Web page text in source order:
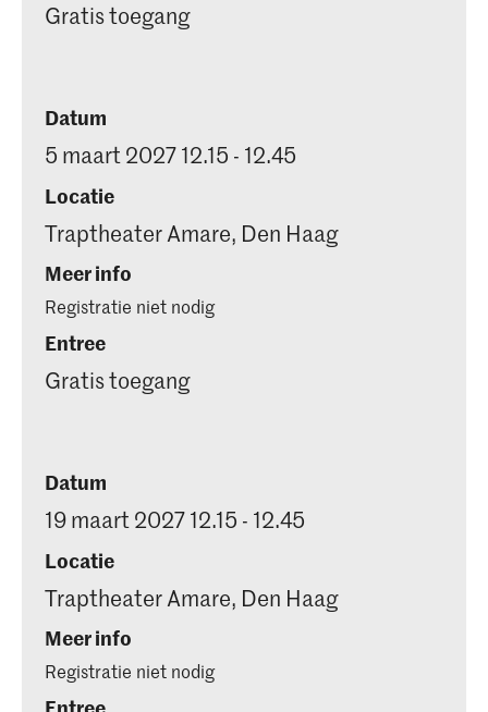
Gratis toegang
Datum
5 maart 2027 12.15 - 12.45
Locatie
Traptheater Amare, Den Haag
Meer info
Registratie niet nodig
Entree
Gratis toegang
Datum
19 maart 2027 12.15 - 12.45
Locatie
Traptheater Amare, Den Haag
Meer info
Registratie niet nodig